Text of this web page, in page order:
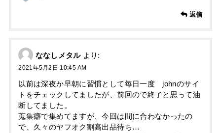
返信
ななしメタル より:
2021年5月2日 10:45 AM
以前は深夜か早朝に習慣として毎日一度 johnのサイ
トをチェックしてましたが、前回ので終了と思って油
断してました。
蒐集癖で集めてますが、今回は間に合わなかったの
で、久々のヤフオク割高出品待ち…